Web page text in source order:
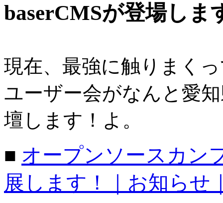
baserCMSが登場しま
現在、最強に触りまく
ユーザー会がなんと愛
壇します！よ。
■  オープンソースカン
展します！｜お知らせ